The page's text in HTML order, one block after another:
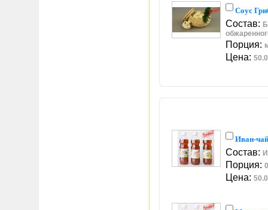
Соус
Состав:
Порция:
Цена:
Иван-чай
Состав:
Порция:
Цена: